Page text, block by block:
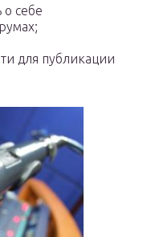
себе
для публикации